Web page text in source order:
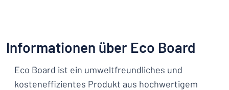
Informationen über Eco Board
Eco Board ist ein umweltfreundliches und
kosteneffizientes Produkt aus hochwertigem